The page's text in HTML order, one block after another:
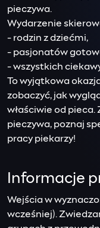
pieczywa.
Wydarzenie
- rodzin z dziećmi,
- pasjonatów
- wszystkich
To wyjątkowa
zobaczyć, jak
właściwie od
pieczywa, poznaj
pracy piekarzy!
Informacje
Wejścia w
wcześniej).